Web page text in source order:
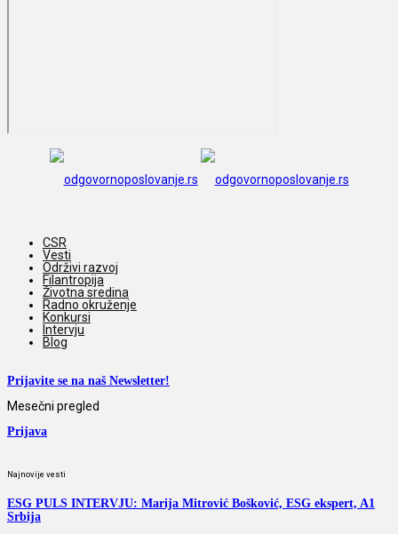
CSR
Vesti
Održivi razvoj
Filantropija
Životna sredina
Radno okruženje
Konkursi
Intervju
Blog
Prijavite se na naš Newsletter!
Mesečni pregled
Prijava
Najnovije vesti
ESG PULS INTERVJU: Marija Mitrović Bošković, ESG ekspert, A1
Srbija